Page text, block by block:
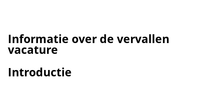
Informatie over de vervallen
vacature
Introductie